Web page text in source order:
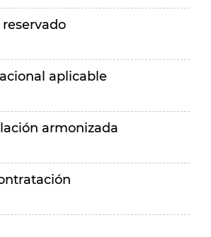
aplicable
armonizada